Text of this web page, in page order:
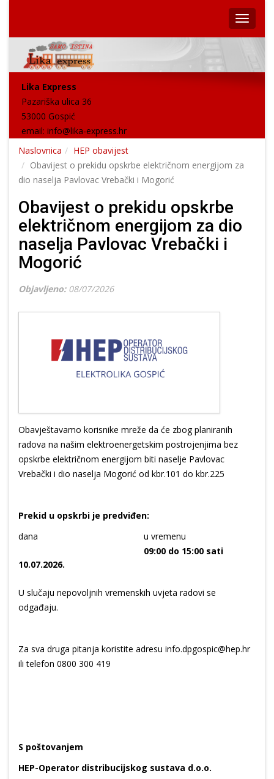
Lika Express
Pazariška ulica 36
53000 Gospić
email: info@lika-express.hr
Naslovnica
HEP obavijest
Obavijest o prekidu opskrbe električnom energijom za
dio naselja Pavlovac Vrebački i Mogorić
Obavijest o prekidu opskrbe
električnom energijom za dio
naselja Pavlovac Vrebački i
Mogorić
Objavljeno: 08/07/2026
Obavještavamo korisnike mreže da će zbog planiranih
radova na našim elektroenergetskim postrojenjima bez
opskrbe električnom energijom biti naselje Pavlovac
Vrebački i dio naselja Mogorić od kbr.101 do kbr.225
Prekid u opskrbi je predviđen:
dana
u vremenu
10.07.2026.
09:00 do 15:00 sati
U slučaju nepovoljnih vremenskih uvjeta radovi se
odgađaju.
Za sva druga pitanja koristite adresu info.dpgospic@hep.hr
ili telefon 0800 300 419
S poštovanjem
HEP-Operator distribucijskog sustava d.o.o.